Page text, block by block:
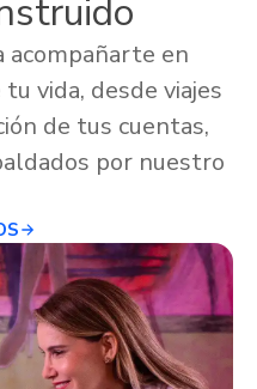
acompañarte en
vida, desde viajes
de tus cuentas,
por nuestro